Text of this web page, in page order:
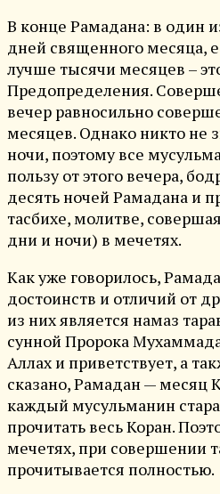
В конце Рамадана: в один
дней священного месяца,
лучше тысячи месяцев –
Предопределения.
вечер равносильно
месяцев. Однако никто не
ночи, поэтому все
пользу от этого вечера,
десять ночей Рамадана и
тасбихе, молитве,
дни и ночи) в мечетях.
Как уже говорилось,
достоинств и отличий от
из них является намаз
сунной Пророка
Аллах и приветствует, а
сказано, Рамадан — месяц
каждый мусульманин
прочитать весь Коран.
мечетях, при совершении
прочитывается полностью.